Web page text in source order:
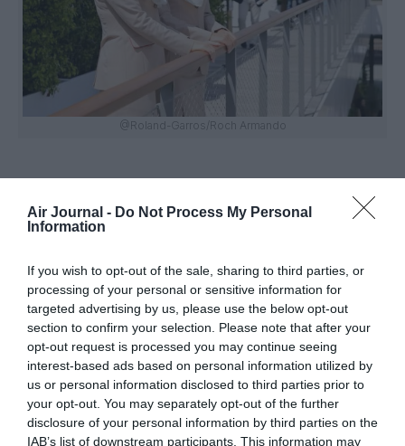
Air Journal - Do Not Process My Personal
Information
If you wish to opt-out of the sale, sharing to third parties, or
processing of your personal or sensitive information for
targeted advertising by us, please use the below opt-out
section to confirm your selection. Please note that after your
opt-out request is processed you may continue seeing
interest-based ads based on personal information utilized by
us or personal information disclosed to third parties prior to
your opt-out. You may separately opt-out of the further
disclosure of your personal information by third parties on the
IAB’s list of downstream participants. This information may
@Roland-Garros/Roch Armando
Vous avez apprécié l’article ?
NOUS SOUTENIR
PARTAGER L'ARTICLE